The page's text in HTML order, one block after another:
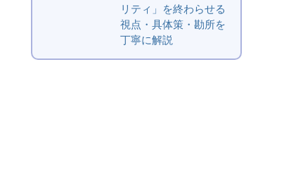
リティ」を終わらせる
視点・具体策・勘所を
丁寧に解説